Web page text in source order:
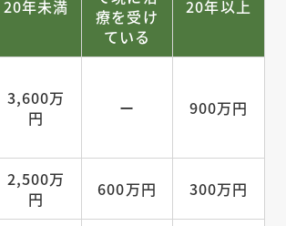
20年未満
療を受け
ている
20年以上
3,600万
円
ー 900万円
2,500万
円
600万円 300万円